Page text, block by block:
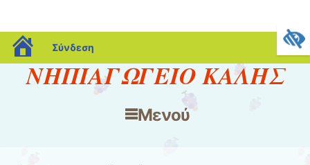
blogs.sch.gr
Σύνδεση
ΝΗΠΙΑΓΩΓΕΙΟ ΚΑΛΗΣ
Μενού